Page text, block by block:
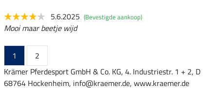
5.6.2025 (Bevestigde aankoop)
Mooi maar beetje wijd
1
2
Krämer Pferdesport GmbH & Co. KG, 4. Industriestr. 1 + 2, D
68764 Hockenheim, info@kraemer.de, www.kraemer.de